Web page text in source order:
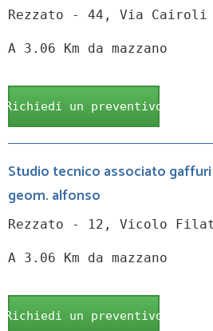
Rezzato - 44, Via
A 3.06 Km da mazzano
Richiedi un preventivo
Studio tecnico associato
geom. alfonso
Rezzato - 12, Vicolo
A 3.06 Km da mazzano
Richiedi un preventivo